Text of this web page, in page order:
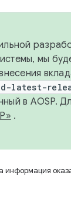
мы
latest-
в AOSP.
.
информация